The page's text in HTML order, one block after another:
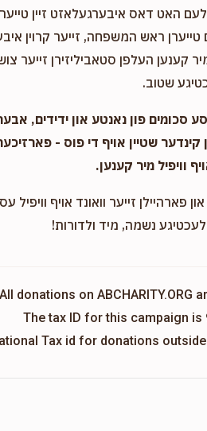
האט דאס איבערגעלאזט זיין
ראש המשפחה, זייער קרוין
קענען העלפן סטאביליזירן זייער
שטוב.
סכומים פון נאנטע און ידידים,
שטיין אויף די פוס -
וויפיל מיר קענען.
פארהיילן זייער וואונד אויף וויפיל
נשמה, מיד ולדורות!
All donations on ABCHARITY.ORG
The tax ID for this campaign is
Tax id for donations